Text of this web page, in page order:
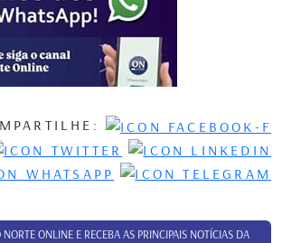
ONLINE E RECEBA AS PRINCIPAIS NOTÍCIAS DA